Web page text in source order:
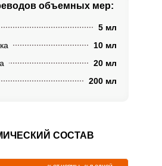
объемных мер:
5 мл
10 мл
20 мл
200 мл
СОСТАВ